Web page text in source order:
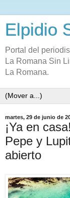
Elpidio
Portal del
La Romana Sin
La Romana.
martes, 29 de junio de
¡Ya en
Pepe y
abierto